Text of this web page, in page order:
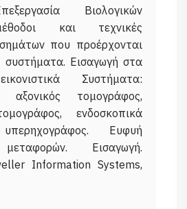
Βιολογικών
και τεχνικές
που προέρχονται
συστήματα. Εισαγωγή στα
Συστήματα:
αξονικός τομογράφος,
ενδοσκοπικά
Ευφυή
Εισαγωγή.
Information Systems,